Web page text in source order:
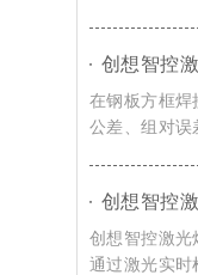
缝跟踪系统通
正技术，赋能
创想智控
框激光寻
在钢板方框焊
公差、组对误
接质量和生产
缝跟踪器可协
效、稳定的自
创想智控
器人，实
纠偏
创想智控激光
通过激光实时